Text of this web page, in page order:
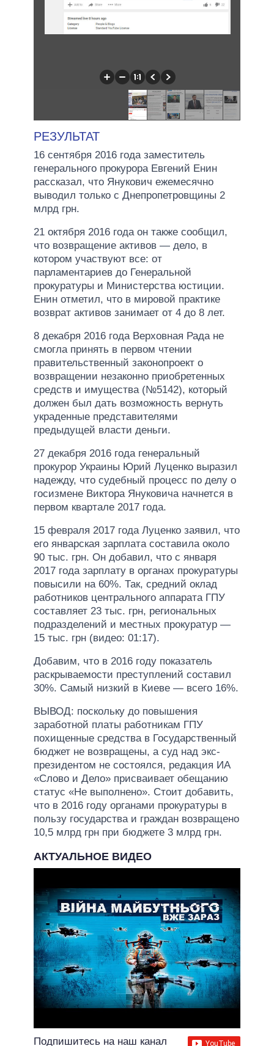
РЕЗУЛЬТАТ
16 сентября 2016 года заместитель
генерального прокурора Евгений Енин
рассказал, что Янукович ежемесячно
выводил только с Днепропетровщины 2
млрд грн.
21 октября 2016 года он также сообщил,
что возвращение активов — дело, в
котором участвуют все: от
парламентариев до Генеральной
прокуратуры и Министерства юстиции.
Енин отметил, что в мировой практике
возврат активов занимает от 4 до 8 лет.
8 декабря 2016 года Верховная Рада не
смогла принять в первом чтении
правительственный законопроект о
возвращении незаконно приобретенных
средств и имущества (№5142), который
должен был дать возможность вернуть
украденные представителями
предыдущей власти деньги.
27 декабря 2016 года генеральный
прокурор Украины Юрий Луценко выразил
надежду, что судебный процесс по делу о
госизмене Виктора Януковича начнется в
первом квартале 2017 года.
15 февраля 2017 года Луценко заявил, что
его январская зарплата составила около
90 тыс. грн. Он добавил, что с января
2017 года зарплату в органах прокуратуры
повысили на 60%. Так, средний оклад
работников центрального аппарата ГПУ
составляет 23 тыс. грн, региональных
подразделений и местных прокуратур —
15 тыс. грн (видео: 01:17).
Добавим, что в 2016 году показатель
раскрываемости преступлений составил
30%. Самый низкий в Киеве — всего 16%.
ВЫВОД: поскольку до повышения
заработной платы работникам ГПУ
похищенные средства в Государственный
бюджет не возвращены, а суд над экс-
президентом не состоялся, редакция ИА
«Слово и Дело» присваивает обещанию
статус «Не выполнено». Стоит добавить,
что в 2016 году органами прокуратуры в
пользу государства и граждан возвращено
10,5 млрд грн при бюджете 3 млрд грн.
АКТУАЛЬНОЕ ВИДЕО
Подпишитесь на наш канал